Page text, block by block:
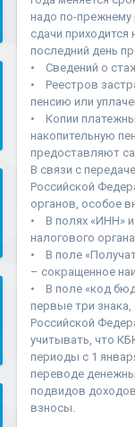
надо по-прежнему
сдачи
последний день
• Сведений о
• Реестров
пенсию или
• Копии
накопительную
предоставляют
В связи с
Российской
органов, особое
• В полях «ИНН» и
налогового
• В поле
– сокращенное
• В поле «код
первые три
Российской
учитывать, что
периоды с 1
переводе
подвидов
взносы.